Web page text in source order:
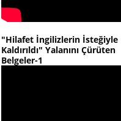
"Hilafet İngilizlerin İsteğiyle
Kaldırıldı" Yalanını Çürüten
Belgeler-1